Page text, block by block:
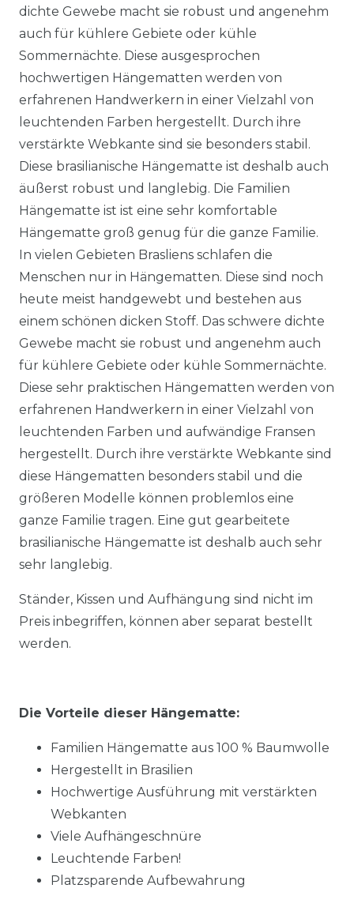
dichte Gewebe macht sie robust und angenehm
auch für kühlere Gebiete oder kühle
Sommernächte. Diese ausgesprochen
hochwertigen Hängematten werden von
erfahrenen Handwerkern in einer Vielzahl von
leuchtenden Farben hergestellt. Durch ihre
verstärkte Webkante sind sie besonders stabil.
Diese brasilianische Hängematte ist deshalb auch
äußerst robust und langlebig. Die Familien
Hängematte ist ist eine sehr komfortable
Hängematte groß genug für die ganze Familie.
In vielen Gebieten Brasliens schlafen die
Menschen nur in Hängematten. Diese sind noch
heute meist handgewebt und bestehen aus
einem schönen dicken Stoff. Das schwere dichte
Gewebe macht sie robust und angenehm auch
für kühlere Gebiete oder kühle Sommernächte.
Diese sehr praktischen Hängematten werden von
erfahrenen Handwerkern in einer Vielzahl von
leuchtenden Farben und aufwändige Fransen
hergestellt. Durch ihre verstärkte Webkante sind
diese Hängematten besonders stabil und die
größeren Modelle können problemlos eine
ganze Familie tragen. Eine gut gearbeitete
brasilianische Hängematte ist deshalb auch sehr
sehr langlebig.
Ständer, Kissen und Aufhängung sind nicht im
Preis inbegriffen, können aber separat bestellt
werden.
Die Vorteile dieser Hängematte:
Familien Hängematte aus 100 % Baumwolle
Hergestellt in Brasilien
Hochwertige Ausführung mit verstärkten
Webkanten
Viele Aufhängeschnüre
Leuchtende Farben!
Platzsparende Aufbewahrung